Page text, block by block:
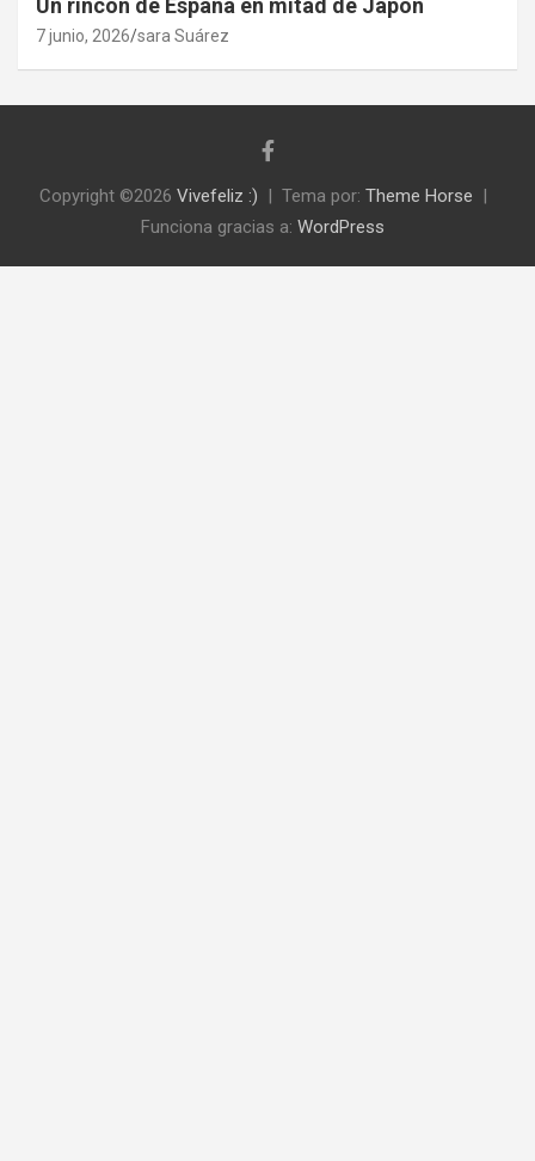
Un rincón de España en mitad de Japón
7 junio, 2026 sara Suárez
Copyright ©2026 Vivefeliz :) Tema por: Theme Horse
Funciona gracias a: WordPress